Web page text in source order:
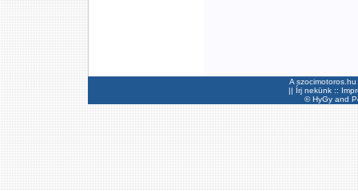
A
|| Írj nekünk ::
©HyGyand